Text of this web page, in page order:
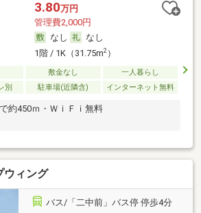
3.80万円
管理費2,000円
なし
なし
1階 / 1K（31.75m2）
敷金なし
一人暮らし
別
駐車場(近隣含) インターネット無料
約450ｍ・ＷｉＦｉ無料
ウィング
バス/「二中前」バス停 停歩4分